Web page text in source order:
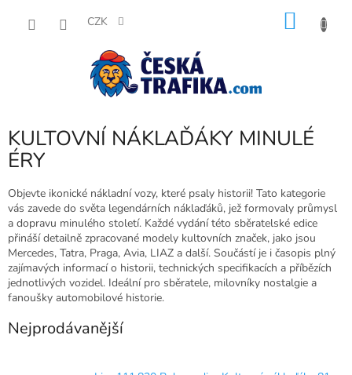
CZK
KULTOVNÍ NÁKLAĎÁKY MINULÉ
ÉRY
Objevte ikonické nákladní vozy, které psaly historii! Tato kategorie
vás zavede do světa legendárních náklaďáků, jež formovaly průmysl
a dopravu minulého století. Každé vydání této sběratelské edice
přináší detailně zpracované modely kultovních značek, jako jsou
Mercedes, Tatra, Praga, Avia, LIAZ a další. Součástí je i časopis plný
zajímavých informací o historii, technických specifikacích a příbězích
jednotlivých vozidel. Ideální pro sběratele, milovníky nostalgie a
fanoušky automobilové historie.
Nejprodávanější